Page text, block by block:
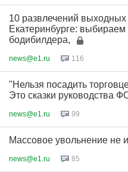
10 развлечений выходных
Екатеринбурге: выбираем
бодибилдера,
news@e1.ru 116
"Нельзя посадить
Это сказки руководства
news@e1.ru 99
Массовое увольнение не
news@e1.ru 85